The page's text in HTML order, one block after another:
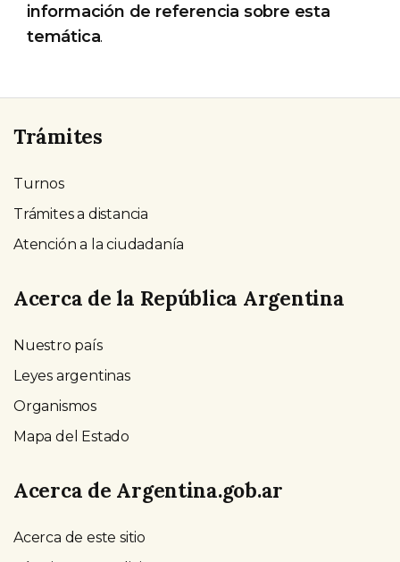
información de referencia sobre esta
temática.
Trámites
Turnos
Trámites a distancia
Atención a la ciudadanía
Acerca de la República Argentina
Nuestro país
Leyes argentinas
Organismos
Mapa del Estado
Acerca de Argentina.gob.ar
Acerca de este sitio